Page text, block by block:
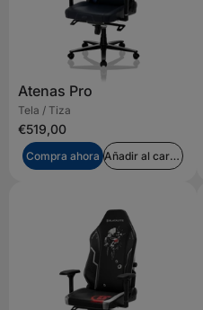
Atenas Pro
Tela / Tiza
€519,00
Compra ahora Añadir al carrito